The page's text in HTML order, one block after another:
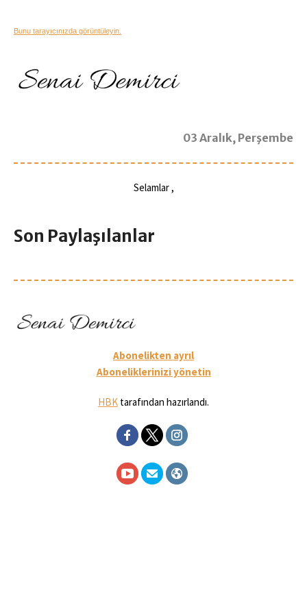
Bunu tarayıcınızda görüntüleyin.
03 Aralık, Perşembe
Selamlar,
Son Paylaşılanlar
Abonelikten ayrıl
Aboneliklerinizi yönetin
HBK tarafından hazırlandı.